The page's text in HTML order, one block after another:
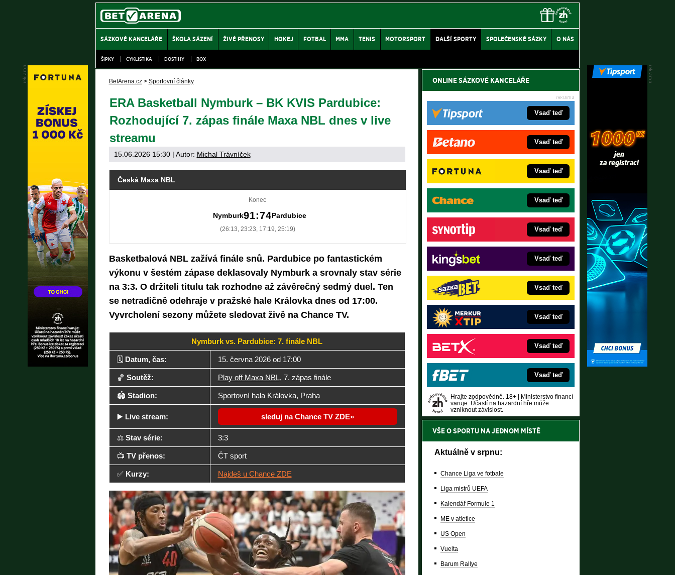
SÁZKOVÉ KANCELÁŘE ŠKOLA SÁZENÍ ŽIVÉ PŘENOSY HOKEJ FOTBAL MMA TENIS MOTORSPORT DALŠÍ SPORTY SPOLEČENSKÉ SÁZKY O NÁS
ŠIPKY CYKLISTIKA DOSTIHY BOX
BetArena.cz > Sportovní články
ERA Basketball Nymburk – BK KVIS Pardubice:
Rozhodující 7. zápas finále Maxa NBL dnes v live
streamu
15.06.2026 15:30| Autor: Michal Trávníček
Česká Maxa NBL
Konec
Nymburk91:74Pardubice
(26:13, 23:23, 17:19, 25:19)
Basketbalová NBL zažívá finále snů. Pardubice po fantastickém
výkonu v šestém zápase deklasovaly Nymburk a srovnaly stav série
na 3:3. O držiteli titulu tak rozhodne až závěrečný sedmý duel. Ten
se netradičně odehraje v pražské hale Královka dnes od 17:00.
Vyvrcholení sezony můžete sledovat živě na Chance TV.
Nymburk vs. Pardubice: 7. finále NBL
🗓️ Datum, čas: 15. června 2026 od 17:00
🏀 Soutěž: Play off Maxa NBL, 7. zápas finále
🏟️ Stadion: Sportovní hala Královka, Praha
▶️ Live stream: sleduj na Chance TV ZDE
⚖️Stav série: 3:3
📺 TV přenos: ČT sport
✅ Kurzy: Najdeš u Chance ZDE
ONLINE SÁZKOVÉ KANCELÁŘE
Vsaď teď
Vsaď teď
Vsaď teď
Vsaď teď
Vsaď teď
Vsaď teď
Vsaď teď
Vsaď teď
Vsaď teď
Vsaď teď
Hrajte zodpovědně. 18+ | Ministerstvo financí
varuje: Účastí na hazardní hře může
vzniknout závislost.
VŠE O SPORTU NA JEDNOM MÍSTĚ
Aktuálně v srpnu:
Chance Liga ve fotbale
Liga mistrů UEFA
Kalendář Formule 1
ME v atletice
US Open
Vuelta
Barum Rallye